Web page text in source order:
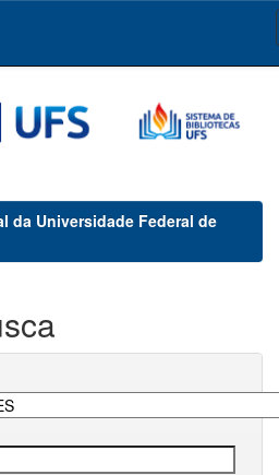
da Universidade Federal de